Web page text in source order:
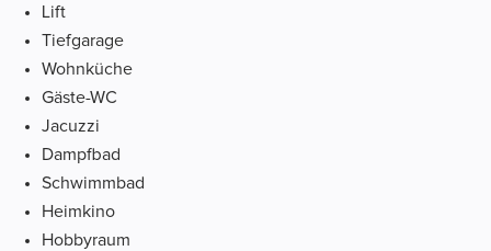
Lift
Tiefgarage
Wohnküche
Gäste-WC
Jacuzzi
Dampfbad
Schwimmbad
Heimkino
Hobbyraum